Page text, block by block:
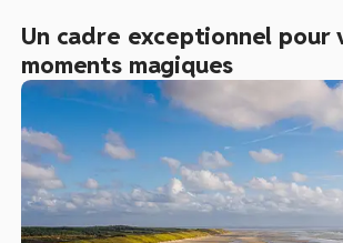
Vous proposer de belles vacances
entre amis. Avec des parcs aquatiques,
parfois les deux, des services, des mini-
Des cottages, des lodges, des
amoureux du camping, exclusivement
domaines au sein d’une nature
respectée. Avec des équipes disponibles,
recevoir et sont là pour vous. C’est la
Villages et notre engagement !
Un cadre exceptionnel pour
moments magiques